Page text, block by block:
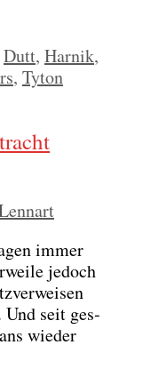
Dutt, Harnik,
, Tyton
immer
jedoch
Und seit ges­
wie­der